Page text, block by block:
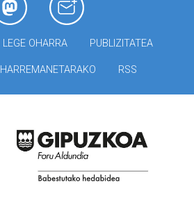
LEGE OHARRA PUBLIZITATEA
HARREMANETARAKO RSS